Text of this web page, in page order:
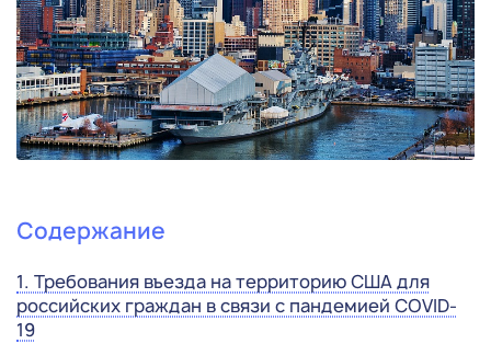
Содержание
1. Требования въезда на территорию США для
российских граждан в связи с пандемией COVID-
19